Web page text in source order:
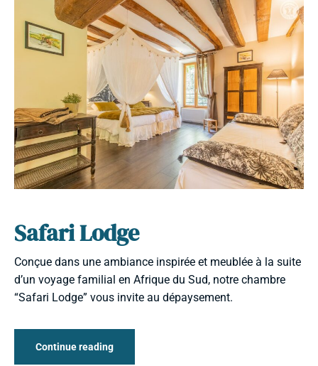
Safari Lodge
Conçue dans une ambiance inspirée et meublée à la suite
d’un voyage familial en Afrique du Sud, notre chambre
“Safari Lodge” vous invite au dépaysement.
Continue reading